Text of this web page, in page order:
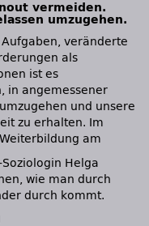
vermeiden.
umzugehen.
veränderte
als
ist es
in angemessener
und unsere
zu erhalten. Im
am
Helga
wie man durch
durch kommt.